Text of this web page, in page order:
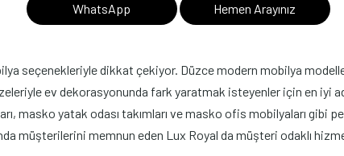
WhatsApp Hemen Arayınız
seçenekleriyle dikkat çekiyor. Düzce modern mobilya
ev dekorasyonunda fark yaratmak isteyenler için en iyi
masko yatak odası takımları ve masko ofis mobilyaları gibi
müşterilerini memnun eden Lux Royal da müşteri odaklı